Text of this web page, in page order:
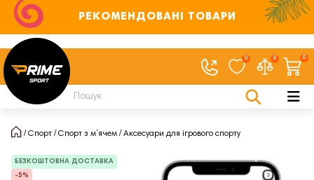
РЕКОМЕНДОВАНІ ТОВАРИ
0 0 0
Спорт Спорт з м’ячем Аксесуари для ігрового спорту
БЕЗКОШТОВНА ДОСТАВКА
-5%